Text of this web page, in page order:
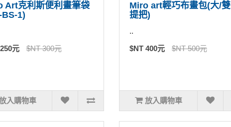
Art克利斯便利畫筆袋
BS-1)
元 $NT 300元
入購物車
Miro art輕巧布畫包(大/雙
提把)
..
$NT 400元 $NT 500元
放入購物車